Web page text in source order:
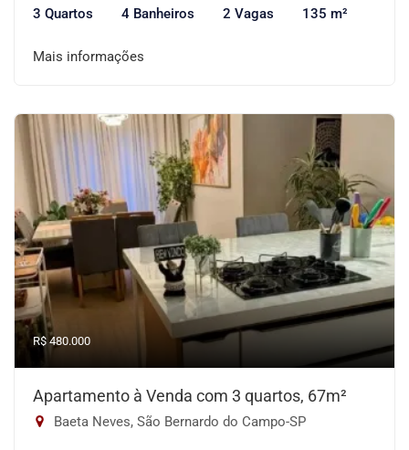
3 Quartos 4 Banheiros 2 Vagas 135 m²
Mais informações
R$ 480.000
Apartamento à Venda com 3 quartos, 67m²
Baeta Neves, São Bernardo do Campo-SP